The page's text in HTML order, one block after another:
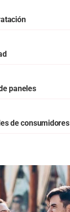
paneles
de consumidores